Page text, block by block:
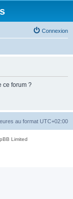
Connexion
ce forum ?
au format UTC+02:00
Limited